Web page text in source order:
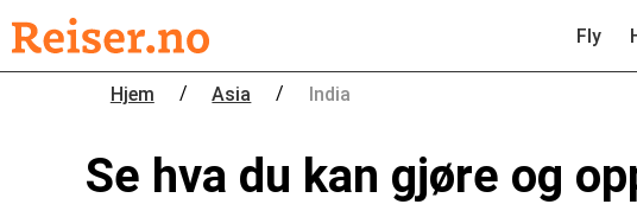
Fly
Hjem / Asia / India
Se hva du kan gjøre og